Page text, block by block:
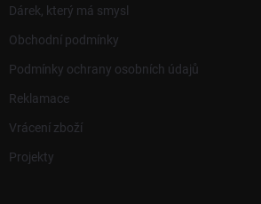
Dárek, který má smysl
Obchodní podmínky
Podmínky ochrany osobních údajů
Reklamace
Vrácení zboží
Projekty